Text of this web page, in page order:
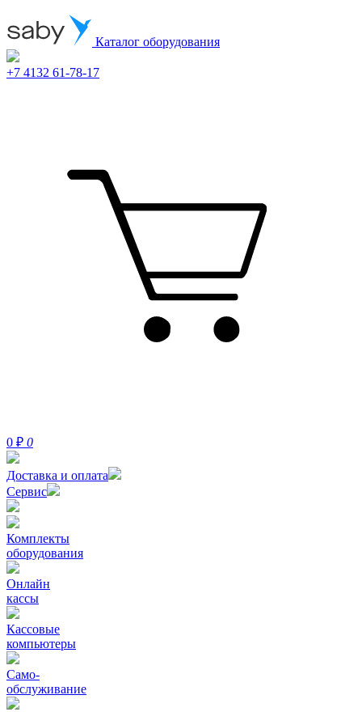
Каталог оборудования
+7 4132 61-78-17
0 ₽ 0
Доставка и оплата
Сервис
Комплекты
оборудования
Онлайн
кассы
Кассовые
компьютеры
Само-
обслуживание